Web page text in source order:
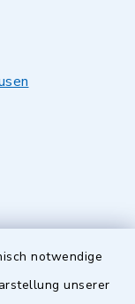
notwendige
unserer